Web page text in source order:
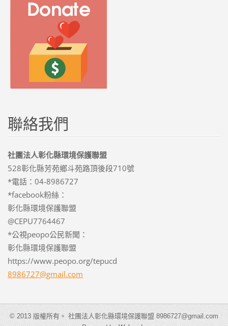
聯絡我們
社團法人彰化縣環境保護聯盟
528彰化縣芳苑鄉斗苑路頂後段710號
*電話：04-8986727
*facebook粉絲：
彰化縣環境保護聯盟
@CEPU7764467
*公視peopo公民新聞：
彰化縣環境保護聯盟
https://www.peopo.org/tepucd
8986727@gmail.com
© 2013 版權所有。 社團法人彰化縣環境保護聯盟 8986727@gmail.com